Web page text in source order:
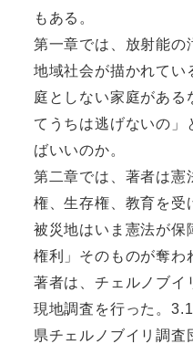
もある。
第一章では、放射能の
地域社会が描かれてい
庭としない家庭がある
てうちは逃げないの」
ばいいのか。
第二章では、著者は憲
権、生存権、教育を受
被災地はいま憲法が保
権利」そのものが奪わ
著者は、チェルノブイ
現地調査を行った。
県チェルノブイリ調査